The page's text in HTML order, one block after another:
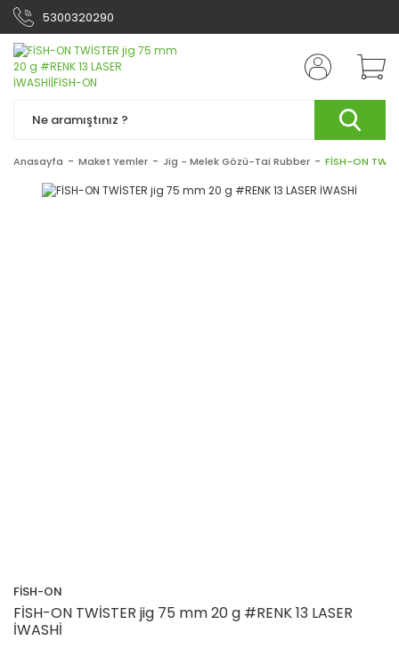
5300320290
Anasayfa Maket Yemler Jig - Melek Gözü-Tai Rubber FİSH-ON
FİSH-ON
FİSH-ON TWİSTER jig 75 mm 20 g #RENK 13 LASER
İWASHİ